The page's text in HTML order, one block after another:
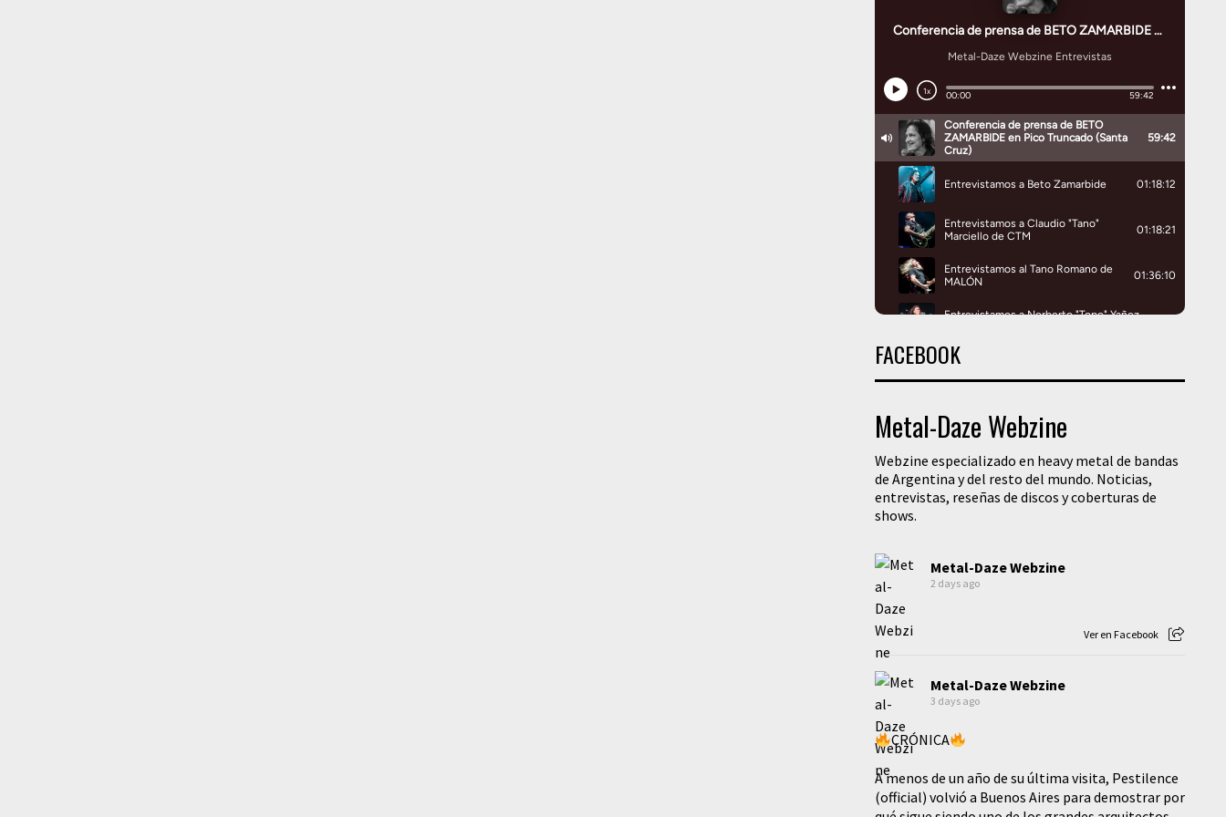
FACEBOOK
Metal-Daze Webzine
Webzine especializado en heavy metal de bandas
de Argentina y del resto del mundo. Noticias,
entrevistas, reseñas de discos y coberturas de
shows.
Metal-Daze Webzine
2 days ago
Ver en Facebook
Metal-Daze Webzine
3 days ago
CRÓNICA
A menos de un año de su última visita, Pestilence
(official) volvió a Buenos Aires para demostrar por